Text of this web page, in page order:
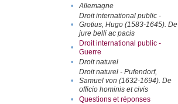
• Allemagne
•
Droit international public -
Grotius, Hugo (1583-1645). De
jure belli ac pacis
•
Droit international public -
Guerre
• Droit naturel
•
Droit naturel - Pufendorf,
Samuel von (1632-1694). De
officio hominis et civis
• Questions et réponses